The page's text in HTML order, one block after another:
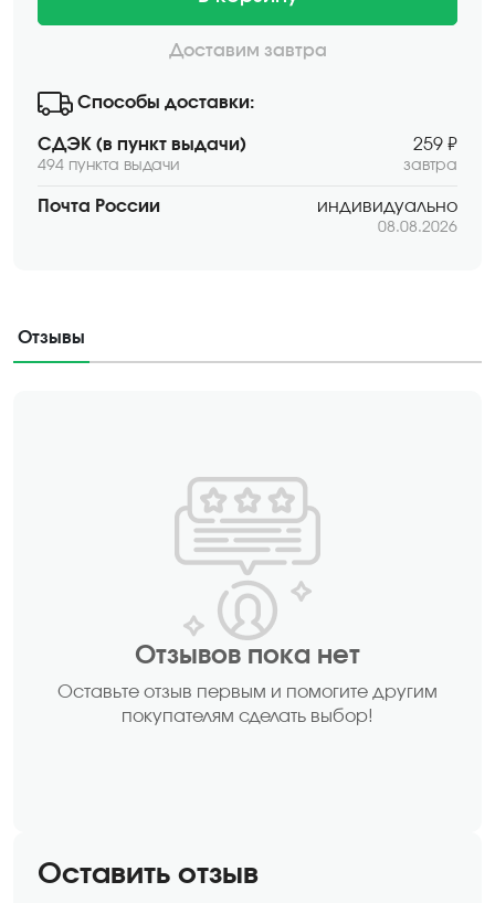
Доставим завтра
Способы доставки:
СДЭК (в пункт выдачи)
494 пункта выдачи
259 ₽
завтра
Почта России индивидуально
08.08.2026
Отзывы
Отзывов пока нет
Оставьте отзыв первым и помогите другим
покупателям сделать выбор!
Оставить отзыв